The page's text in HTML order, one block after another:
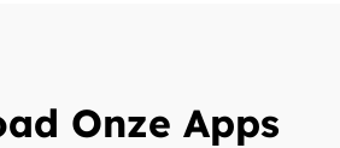
Onze Apps